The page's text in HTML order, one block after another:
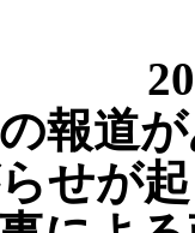
報道
せが